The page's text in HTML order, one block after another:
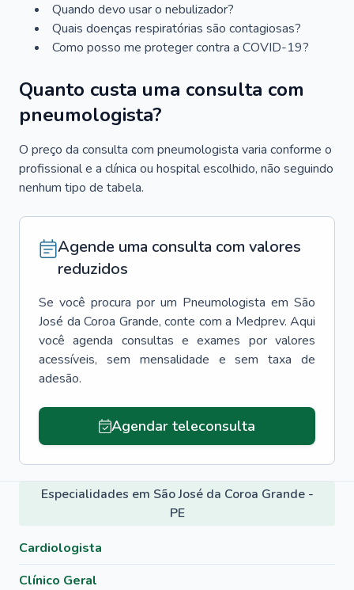
Quando devo usar o nebulizador?
Quais doenças respiratórias são contagiosas?
Como posso me proteger contra a COVID-19?
Quanto custa uma consulta com
pneumologista?
O preço da consulta com pneumologista varia conforme o
profissional e a clínica ou hospital escolhido, não seguindo
nenhum tipo de tabela.
Agende uma consulta com valores
reduzidos
Se você procura por um Pneumologista em São
José da Coroa Grande, conte com a Medprev. Aqui
você agenda consultas e exames por valores
acessíveis, sem mensalidade e sem taxa de
adesão.
Agendar teleconsulta
Especialidades em São José da Coroa Grande -
PE
Cardiologista
Clínico Geral